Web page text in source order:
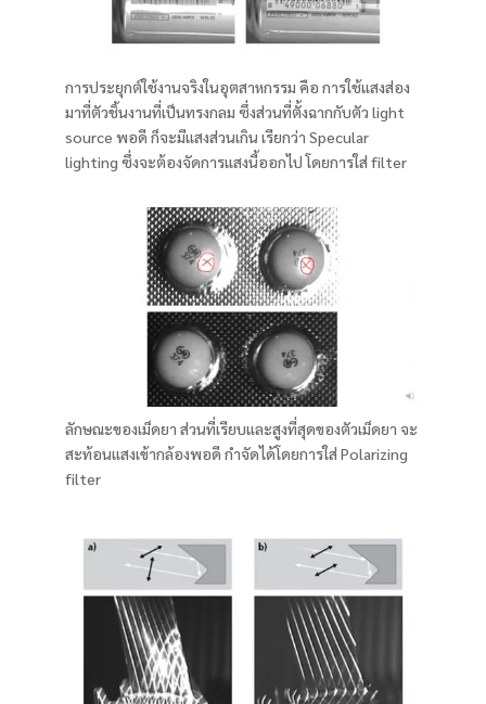
การประยุกต์ใช้งานจริงในอุตสาหกรรม คือ การใช้แสงส่อง
มาที่ตัวชิ้นงานที่เป็นทรงกลม ซึ่งส่วนที่ตั้งฉากกับตัว light
source พอดี ก็จะมีแสงส่วนเกิน เรียกว่า Specular
lighting ซึ่งจะต้องจัดการแสงนี้ออกไป โดยการใส่ filter
ลักษณะของเม็ดยา ส่วนที่เรียบและสูงที่สุดของตัวเม็ดยา จะ
สะท้อนแสงเข้ากล้องพอดี กำจัดได้โดยการใส่ Polarizing
filter